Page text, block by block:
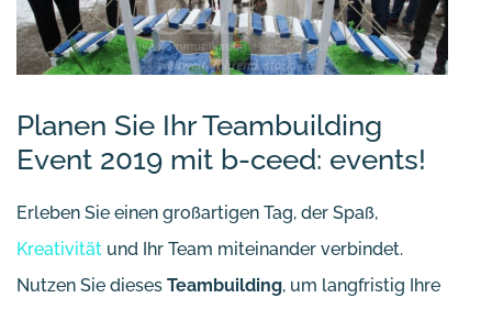
Planen Sie Ihr Teambuilding
Event 2019 mit b-ceed: events!
Erleben Sie einen großartigen Tag, der Spaß,
Kreativität und Ihr Team miteinander verbindet.
Nutzen Sie dieses Teambuilding, um langfristig Ihre